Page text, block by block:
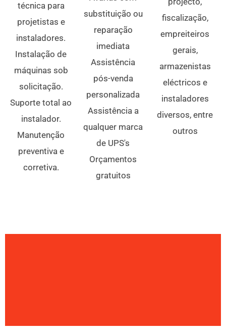
técnica para
projetistas e
instaladores.
Instalação de
máquinas sob
solicitação.
Suporte total ao
instalador.
Manutenção
preventiva e
corretiva.
substituição ou
reparação
imediata
Assistência
pós-venda
personalizada
Assistência a
qualquer marca
de UPS's
Orçamentos
gratuitos
fiscalização,
empreiteiros
gerais,
armazenistas
eléctricos e
instaladores
diversos, entre
outros